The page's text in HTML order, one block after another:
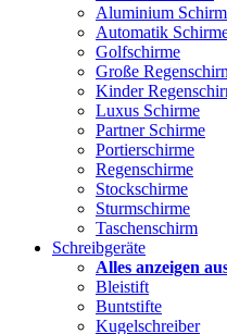
Aluminium
Automatik
Golfschirme
Große
Kinder
Luxus Schirme
Partner Schirme
Portierschirme
Regenschirme
Stockschirme
Sturmschirme
Taschenschirm
Schreibgeräte
Alles anzeigen
Bleistift
Buntstifte
Kugelschreiber